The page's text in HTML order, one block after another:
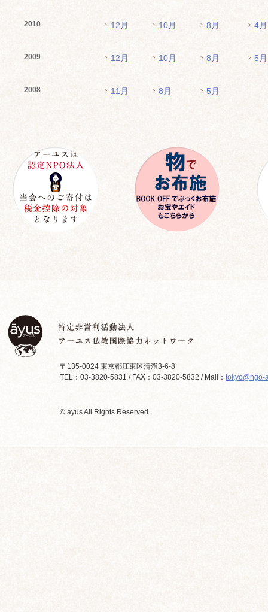
2010 12月 10月 8月 4月
2009 12月 10月 8月 5月
2008 11月 8月 5月
〒135-0024 東京都江東区清澄3-6-8
TEL：03-3820-5831 / FAX：03-3820-5832 / Mail： tokyo@ngo-
© ayus All Rights Reserved.